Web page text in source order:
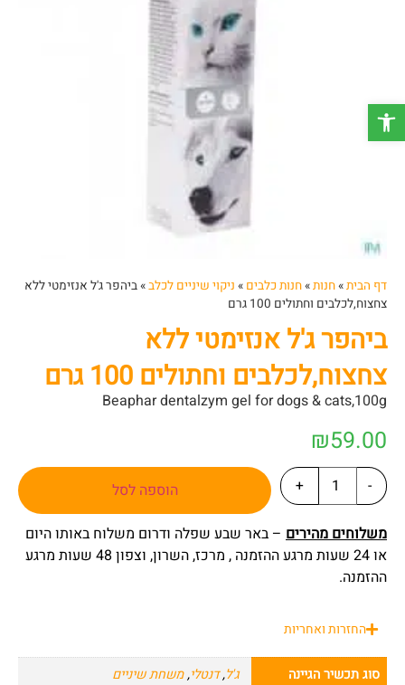
פתח סרגל נגישות
דף הבית»חנות»חנות כלבים » ניקוי שיניים לכלב»ביהפר ג'ל אנזימטי ללא
צחצוח,לכלבים וחתולים 100 גרם
ביהפר ג'ל אנזימטי ללא
צחצוח,לכלבים וחתולים 100 גרם
Beaphar dentalzym gel for dogs & cats,100g
₪59.00
-
+
הוספה לסל
משלוחים מהירים – באר שבע שפלה ודרום משלוח באותו היום
או 24 שעות מרגע ההזמנה , מרכז, השרון, וצפון 48 שעות מרגע
ההזמנה.
החזרות ואחריות
סוג תכשיר הגיינה ג'ל,דנטלי,משחת שיניים